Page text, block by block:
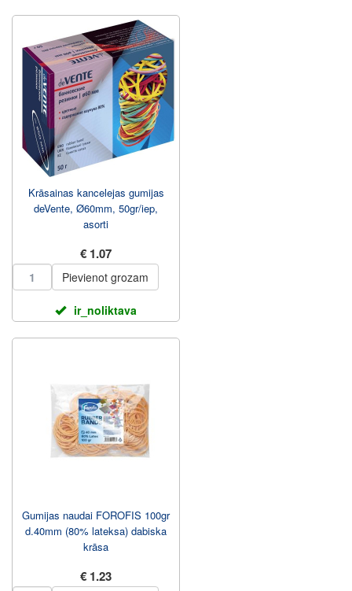
Krāsainas kancelejas gumijas
deVente, Ø60mm, 50gr/iep,
asorti
€ 1.07
Pievienot grozam
ir_noliktava
Gumijas naudai FOROFIS 100gr
d.40mm (80% lateksa) dabiska
krāsa
€ 1.23